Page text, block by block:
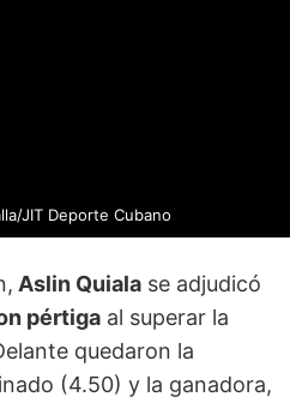
JIT Deporte Cubano
Aslin Quiala se adjudicó
pértiga al superar la
quedaron la
(4.50) y la ganadora,